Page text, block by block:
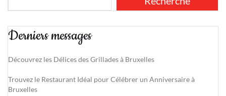
Derniers messages
Découvrez les Délices des Grillades à Bruxelles
Trouvez le Restaurant Idéal pour Célébrer un Anniversaire à
Bruxelles